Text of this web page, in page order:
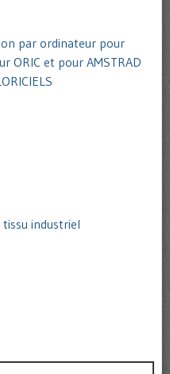
par ordinateur pour
ORIC et pour AMSTRAD
tissu industriel